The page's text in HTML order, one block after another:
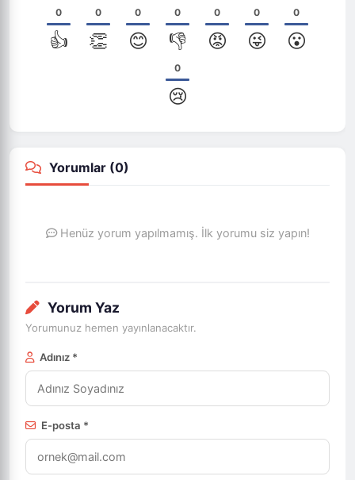
0
👍
0
👏
0
😊
0
👎
0
😡
0
😜
0
😮
0
😢
Yorumlar (0)
Henüz yorum yapılmamış. İlk yorumu siz yapın!
Yorum Yaz
Yorumunuz hemen yayınlanacaktır.
Adınız *
E-posta *